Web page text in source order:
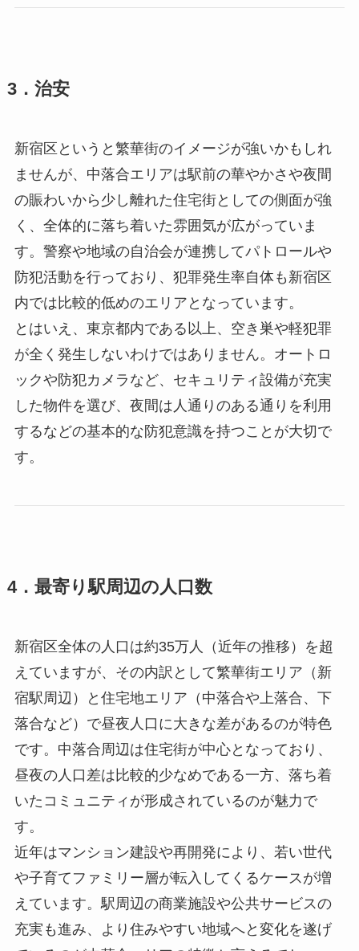
3．治安
新宿区というと繁華街のイメージが強いかもしれ
ませんが、中落合エリアは駅前の華やかさや夜間
の賑わいから少し離れた住宅街としての側面が強
く、全体的に落ち着いた雰囲気が広がっていま
す。警察や地域の自治会が連携してパトロールや
防犯活動を行っており、犯罪発生率自体も新宿区
内では比較的低めのエリアとなっています。
とはいえ、東京都内である以上、空き巣や軽犯罪
が全く発生しないわけではありません。オートロ
ックや防犯カメラなど、セキュリティ設備が充実
した物件を選び、夜間は人通りのある通りを利用
するなどの基本的な防犯意識を持つことが大切で
す。
4．最寄り駅周辺の人口数
新宿区全体の人口は約35万人（近年の推移）を超
えていますが、その内訳として繁華街エリア（新
宿駅周辺）と住宅地エリア（中落合や上落合、下
落合など）で昼夜人口に大きな差があるのが特色
です。中落合周辺は住宅街が中心となっており、
昼夜の人口差は比較的少なめである一方、落ち着
いたコミュニティが形成されているのが魅力で
す。
近年はマンション建設や再開発により、若い世代
や子育てファミリー層が転入してくるケースが増
えています。駅周辺の商業施設や公共サービスの
充実も進み、より住みやすい地域へと変化を遂げ